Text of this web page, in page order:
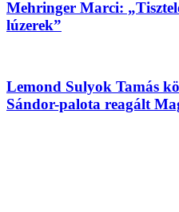
Mehringer Marci:
lúzerek”
Lemond Sulyok Tamás
Sándor-palota reagált